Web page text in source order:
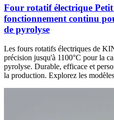
Four rotatif électrique
fonctionnement continu
de pyrolyse
Les fours rotatifs électriques de
précision jusqu'à 1100°C pour la
pyrolyse. Durable, efficace et
la production. Explorez les